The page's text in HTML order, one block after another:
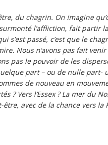
du chagrin. On imagine
l’affliction, fait partir
s’est passé, c’est que le
Nous n’avons pas fait
pas le pouvoir de les
part – ou de nulle part-
de nouveau en
? Vers l’Essex ? La mer du
avec de la chance vers la